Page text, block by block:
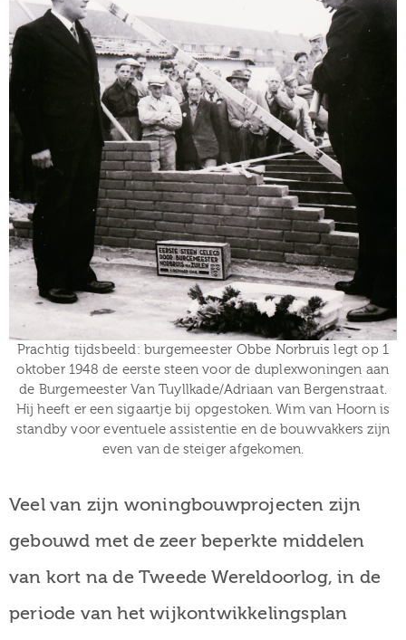
Prachtig tijdsbeeld: burgemeester Obbe Norbruis legt op 1
oktober 1948 de eerste steen voor de duplexwoningen aan
de Burgemeester Van Tuyllkade/Adriaan van Bergenstraat.
Hij heeft er een sigaartje bij opgestoken. Wim van Hoorn is
standby voor eventuele assistentie en de bouwvakkers zijn
even van de steiger afgekomen.
Veel van zijn woningbouwprojecten zijn
gebouwd met de zeer beperkte middelen
van kort na de Tweede Wereldoorlog, in de
periode van het wijkontwikkelingsplan